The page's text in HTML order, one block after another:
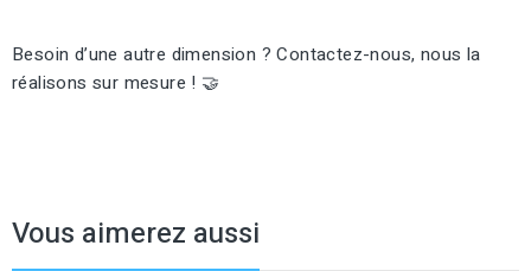
Besoin d’une autre dimension ? Contactez-nous, nous la
réalisons sur mesure ! 🤝
Vous aimerez aussi